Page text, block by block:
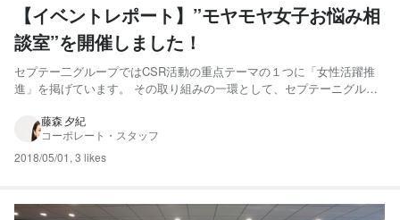
【イベントレポート】”モヤモヤ女子お悩み相
談室”を開催しました！
セプテー二グループではCSR活動の重点テーマの１つに「女性活躍推
進」を掲げています。 その取り組みの一環として、セプテーニグルー
会」、PR室、CSR委員会が共同で、多くの女性社員が抱えるキャリア
アップや結婚・出産・育児というライフステージの変化...
藤森 夕紀
コーポレート・スタッフ
2018/05/01 , 3 likes